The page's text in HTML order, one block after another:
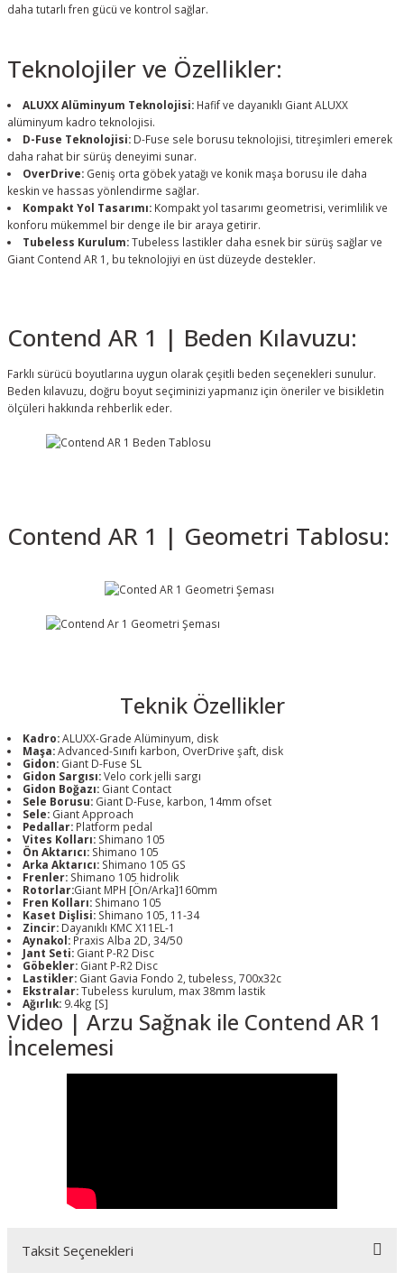
daha tutarlı fren gücü ve kontrol sağlar.
Teknolojiler ve Özellikler:
ALUXX Alüminyum Teknolojisi:Hafif ve dayanıklı Giant ALUXX
alüminyum kadro teknolojisi.
D-Fuse Teknolojisi:D-Fuse sele borusu teknolojisi, titreşimleri emerek
daha rahat bir sürüş deneyimi sunar.
OverDrive:Geniş orta göbek yatağı ve konik maşa borusu ile daha
keskin ve hassas yönlendirme sağlar.
Kompakt Yol Tasarımı:Kompakt yol tasarımı geometrisi, verimlilik ve
konforu mükemmel bir denge ile bir araya getirir.
Tubeless Kurulum:Tubeless lastikler daha esnek bir sürüş sağlar ve
Giant Contend AR 1, bu teknolojiyi en üst düzeyde destekler.
Contend AR 1 | Beden Kılavuzu:
Farklı sürücü boyutlarına uygun olarak çeşitli beden seçenekleri sunulur.
Beden kılavuzu, doğru boyut seçiminizi yapmanız için öneriler ve bisikletin
ölçüleri hakkında rehberlik eder.
Contend AR 1 | Geometri Tablosu:
Teknik Özellikler
Kadro:ALUXX-Grade Alüminyum, disk
Maşa:Advanced-Sınıfı karbon, OverDrive şaft, disk
Gidon:Giant D-Fuse SL
Gidon Sargısı:Velo cork jelli sargı
Gidon Boğazı:Giant Contact
Sele Borusu:Giant D-Fuse, karbon, 14mm ofset
Sele:Giant Approach
Pedallar:Platform pedal
Vites Kolları:Shimano 105
Ön Aktarıcı:Shimano 105
Arka Aktarıcı:Shimano 105 GS
Frenler:Shimano 105 hidrolik
Rotorlar:Giant MPH [Ön/Arka]160mm
Fren Kolları:Shimano 105
Kaset Dişlisi:Shimano 105, 11-34
Zincir:Dayanıklı KMC X11EL-1
Aynakol:Praxis Alba 2D, 34/50
Jant Seti:Giant P-R2 Disc
Göbekler:Giant P-R2 Disc
Lastikler:Giant Gavia Fondo 2, tubeless, 700x32c
Ekstralar:Tubeless kurulum, max 38mm lastik
Ağırlık:9.4kg [S]
Video | Arzu Sağnak ile Contend AR 1
İncelemesi
Taksit Seçenekleri